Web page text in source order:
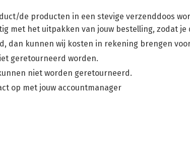
de producten in een stevige verzenddoos
met het uitpakken van jouw bestelling, zodat
dan kunnen wij kosten in rekening brengen
geretourneerd worden.
niet worden geretourneerd.
op met jouw accountmanager